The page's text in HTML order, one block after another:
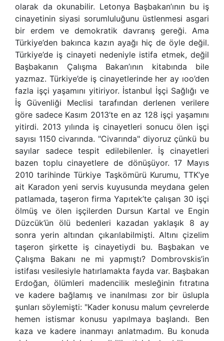
olarak da okunabilir. Letonya Başbakan’ının bu iş
cinayetinin siyasi sorumluluğunu üstlenmesi asgari
bir erdem ve demokratik davranış gereği. Ama
Türkiye’den bakınca kazın ayağı hiç de öyle değil.
Türkiye’de iş cinayeti nedeniyle istifa etmek, değil
Başbakanın Çalışma Bakan’ının kitabında bile
yazmaz. Türkiye’de iş cinayetlerinde her ay ıoo’den
fazla işçi yaşamını yitiriyor. İstanbul İşçi Sağlığı ve
İş Güvenliği Meclisi tarafından derlenen verilere
göre sadece Kasım 2013’te en az 128 işçi yaşamını
yitirdi. 2013 yılında iş cinayetleri sonucu ölen işçi
sayısı 1150 civarında. "Civarında" diyoruz çünkü bu
sayılar sadece tespit edilebilenler. İş cinayetleri
bazen toplu cinayetlere de dönüşüyor. 17 Mayıs
2010 tarihinde Türkiye Taşkömürü Kurumu, TTK’ye
ait Karadon yeni servis kuyusunda meydana gelen
patlamada, taşeron firma Yapıtek’te çalışan 30 işçi
ölmüş ve ölen işçilerden Dursun Kartal ve Engin
Düzcük’ün ölü bedenleri kazadan yaklaşık 8 ay
sonra yerin altından çıkarılabilmişti. Altını çizelim
taşeron şirkette iş cinayetiydi bu. Başbakan ve
Çalışma Bakanı ne mi yapmıştı? Dombrovskis’in
istifası vesilesiyle hatırlamakta fayda var. Başbakan
Erdoğan, ölümleri madencilik mesleğinin fıtratına
ve kadere bağlamış ve inanılması zor bir üslupla
şunları söylemişti: "Kader konusu malum çevrelerde
hemen istismar konusu yapılmaya başlandı. Ben
kaza ve kadere inanmayı anlatmadım. Bu konuda